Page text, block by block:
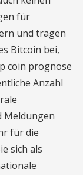
für
und tragen
Bitcoin bei,
coin prognose
Anzahl
Meldungen
für die
sich als